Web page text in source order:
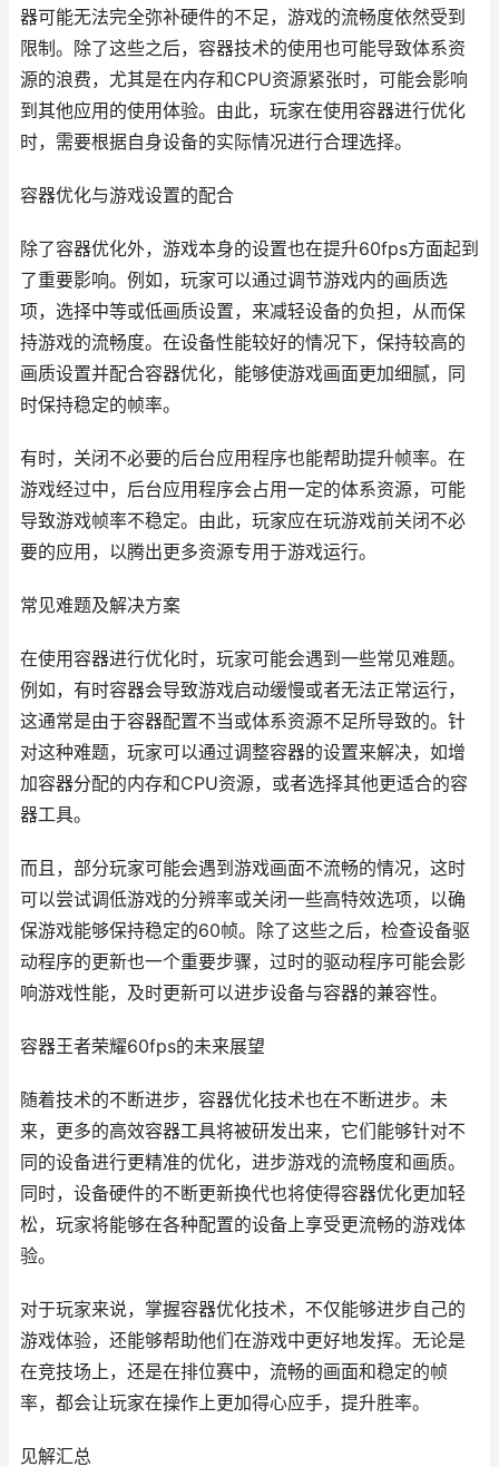
器可能无法完全弥补硬件的不足，游戏的流畅度依然受到
限制。除了这些之后，容器技术的使用也可能导致体系资
源的浪费，尤其是在内存和CPU资源紧张时，可能会影响
到其他应用的使用体验。由此，玩家在使用容器进行优化
时，需要根据自身设备的实际情况进行合理选择。
容器优化与游戏设置的配合
除了容器优化外，游戏本身的设置也在提升60fps方面起到
了重要影响。例如，玩家可以通过调节游戏内的画质选
项，选择中等或低画质设置，来减轻设备的负担，从而保
持游戏的流畅度。在设备性能较好的情况下，保持较高的
画质设置并配合容器优化，能够使游戏画面更加细腻，同
时保持稳定的帧率。
有时，关闭不必要的后台应用程序也能帮助提升帧率。在
游戏经过中，后台应用程序会占用一定的体系资源，可能
导致游戏帧率不稳定。由此，玩家应在玩游戏前关闭不必
要的应用，以腾出更多资源专用于游戏运行。
常见难题及解决方案
在使用容器进行优化时，玩家可能会遇到一些常见难题。
例如，有时容器会导致游戏启动缓慢或者无法正常运行，
这通常是由于容器配置不当或体系资源不足所导致的。针
对这种难题，玩家可以通过调整容器的设置来解决，如增
加容器分配的内存和CPU资源，或者选择其他更适合的容
器工具。
而且，部分玩家可能会遇到游戏画面不流畅的情况，这时
可以尝试调低游戏的分辨率或关闭一些高特效选项，以确
保游戏能够保持稳定的60帧。除了这些之后，检查设备驱
动程序的更新也一个重要步骤，过时的驱动程序可能会影
响游戏性能，及时更新可以进步设备与容器的兼容性。
容器王者荣耀60fps的未来展望
随着技术的不断进步，容器优化技术也在不断进步。未
来，更多的高效容器工具将被研发出来，它们能够针对不
同的设备进行更精准的优化，进步游戏的流畅度和画质。
同时，设备硬件的不断更新换代也将使得容器优化更加轻
松，玩家将能够在各种配置的设备上享受更流畅的游戏体
验。
对于玩家来说，掌握容器优化技术，不仅能够进步自己的
游戏体验，还能够帮助他们在游戏中更好地发挥。无论是
在竞技场上，还是在排位赛中，流畅的画面和稳定的帧
率，都会让玩家在操作上更加得心应手，提升胜率。
见解汇总